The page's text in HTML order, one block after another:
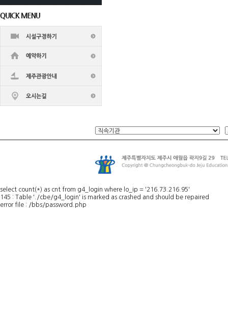
select count(*) as cnt from g4_login where lo_ip = '216.73.216.95'
145 : Table './cbe/g4_login' is marked as crashed and should be repaired
error file : /bbs/password.php